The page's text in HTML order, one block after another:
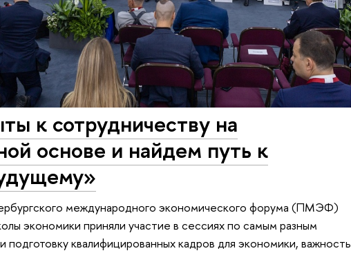
к сотрудничеству на
основе и найдем путь к
международного экономического форума (ПМЭФ)
экономики приняли участие в сессиях по самым разным
квалифицированных кадров для экономики, важность